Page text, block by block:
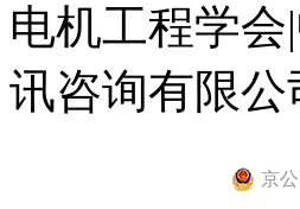
电机工程学
讯咨询有限公
京